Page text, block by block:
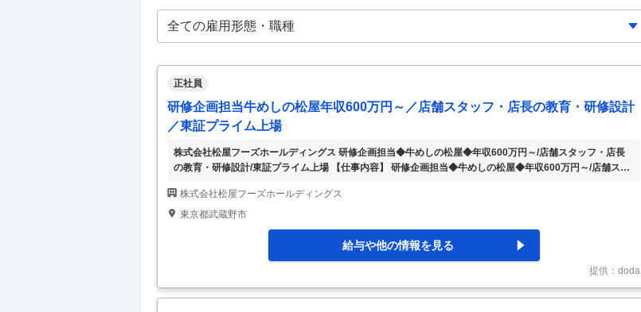
正社員
研修企画担当牛めしの松屋年収600万円～／店舗スタッフ・店長の教育・研修設計
／東証プライム上場
株式会社松屋フーズホールディングス 研修企画担当◆牛めしの松屋◆年収600万円～/店舗スタッフ・店長
の教育・研修設計/東証プライム上場 【仕事内容】 研修企画担当◆牛めしの松屋◆年収600万円～/店舗スタ
己資本比率が高く安定感あり業績好調で拡大中◎＞ ■店舗スタッフや店長、エリアマネージャーに対しての
人材育成を行っている部署にて勤務していただきます。 店舗のサービスレベルや、サービスマインドの向
上、ビジネスマナーやマネジメントスキルの向上を目指した、研修・教育内容の企画構築、実施を担ってい
株式会社松屋フーズホールディングス
東京都武蔵野市
給与や他の情報を見る
提供：doda